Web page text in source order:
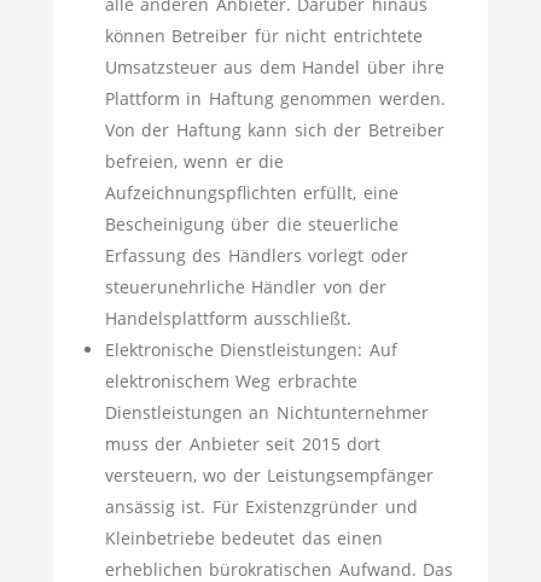
können Betreiber für nicht entrichtete
Umsatzsteuer aus dem Handel über ihre
Plattform in Haftung genommen werden.
Von der Haftung kann sich der Betreiber
befreien, wenn er die
Aufzeichnungspflichten erfüllt, eine
Bescheinigung über die steuerliche
Erfassung des Händlers vorlegt oder
steuerunehrliche Händler von der
Handelsplattform ausschließt.
Elektronische Dienstleistungen: Auf
elektronischem Weg erbrachte
Dienstleistungen an Nichtunternehmer
muss der Anbieter seit 2015 dort
versteuern, wo der Leistungsempfänger
ansässig ist. Für Existenzgründer und
Kleinbetriebe bedeutet das einen
erheblichen bürokratischen Aufwand. Das